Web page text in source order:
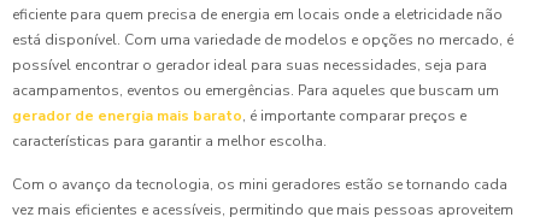
eficiente para quem precisa de energia em locais onde a eletricidade não
está disponível. Com uma variedade de modelos e opções no mercado, é
possível encontrar o gerador ideal para suas necessidades, seja para
acampamentos, eventos ou emergências. Para aqueles que buscam um
gerador de energia mais barato, é importante comparar preços e
características para garantir a melhor escolha.
Com o avanço da tecnologia, os mini geradores estão se tornando cada
vez mais eficientes e acessíveis, permitindo que mais pessoas aproveitem